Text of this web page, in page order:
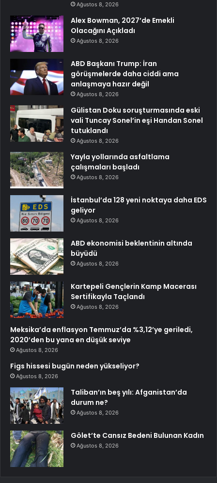
Ağustos 8, 2026
Alex Bowman, 2027’de Emekli
Olacağını Açıkladı
Ağustos 8, 2026
ABD Başkanı Trump: İran
görüşmelerde daha ciddi ama
anlaşmaya hazır değil
Ağustos 8, 2026
Gülistan Doku soruşturmasında eski
vali Tuncay Sonel’in eşi Handan Sonel
tutuklandı
Ağustos 8, 2026
Yayla yollarında asfaltlama
çalışmaları başladı
Ağustos 8, 2026
İstanbul’da 128 yeni noktaya daha EDS
geliyor
Ağustos 8, 2026
ABD ekonomisi beklentinin altında
büyüdü
Ağustos 8, 2026
Kartepeli Gençlerin Kamp Macerası
Sertifikayla Taçlandı
Ağustos 8, 2026
Meksika’da enflasyon Temmuz’da %3,12’ye geriledi,
2020’den bu yana en düşük seviye
Ağustos 8, 2026
Figs hissesi bugün neden yükseliyor?
Ağustos 8, 2026
Taliban’ın beş yılı: Afganistan’da
durum ne?
Ağustos 8, 2026
Gölet’te Cansız Bedeni Bulunan Kadın
Ağustos 8, 2026